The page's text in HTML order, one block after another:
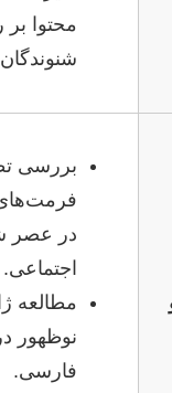
محتوا
بررسی
در عصر
اجتماعی.
مطالعه
نوظهور
فارسی.